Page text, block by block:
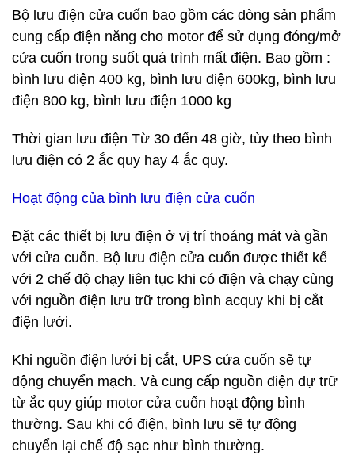
Bộ lưu điện cửa cuốn bao gồm các dòng sản phẩm
cung cấp điện năng cho motor để sử dụng đóng/mở
cửa cuốn trong suốt quá trình mất điện. Bao gồm :
bình lưu điện 400 kg, bình lưu điện 600kg, bình lưu
điện 800 kg, bình lưu điện 1000 kg
Thời gian lưu điện Từ 30 đến 48 giờ, tùy theo bình
lưu điện có 2 ắc quy hay 4 ắc quy.
Hoạt động của bình lưu điện cửa cuốn
Đặt các thiết bị lưu điện ở vị trí thoáng mát và gần
với cửa cuốn. Bộ lưu điện cửa cuốn được thiết kế
với 2 chế độ chạy liên tục khi có điện và chạy cùng
với nguồn điện lưu trữ trong bình acquy khi bị cắt
điện lưới.
Khi nguồn điện lưới bị cắt, UPS cửa cuốn sẽ tự
động chuyển mạch. Và cung cấp nguồn điện dự trữ
từ ắc quy giúp motor cửa cuốn hoạt động bình
thường. Sau khi có điện, bình lưu sẽ tự động
chuyển lại chế độ sạc như bình thường.